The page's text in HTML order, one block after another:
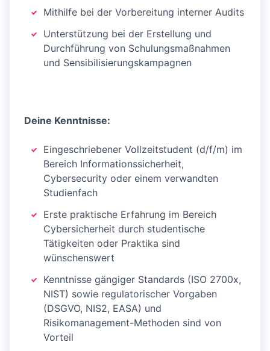
Mithilfe bei der Vorbereitung interner Audits
Unterstützung bei der Erstellung und
Durchführung von Schulungsmaßnahmen
und Sensibilisierungskampagnen
Deine Kenntnisse:
Eingeschriebener Vollzeitstudent (d/f/m) im
Bereich Informationssicherheit,
Cybersecurity oder einem verwandten
Studienfach
Erste praktische Erfahrung im Bereich
Cybersicherheit durch studentische
Tätigkeiten oder Praktika sind
wünschenswert
Kenntnisse gängiger Standards (ISO 2700x,
NIST) sowie regulatorischer Vorgaben
(DSGVO, NIS2, EASA) und
Risikomanagement-Methoden sind von
Vorteil